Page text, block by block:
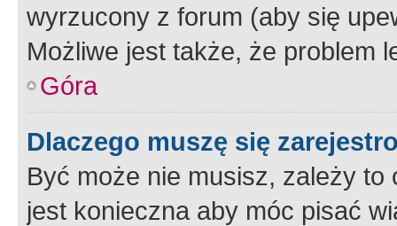
wyrzucony z forum (aby się
Możliwe jest także, że problem
Góra
Dlaczego muszę się
Być może nie musisz, zależy
jest konieczna aby móc pisać